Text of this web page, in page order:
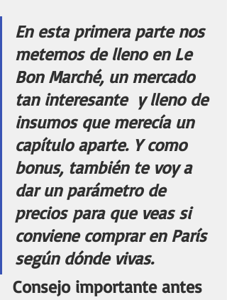
En esta primera parte nos
metemos de lleno en Le
Bon Marché, un mercado
tan interesante  y lleno de
insumos que merecía un
capítulo aparte. Y como
bonus, también te voy a
dar un parámetro de
precios para que veas si
conviene comprar en París
según dónde vivas.
Consejo importante antes